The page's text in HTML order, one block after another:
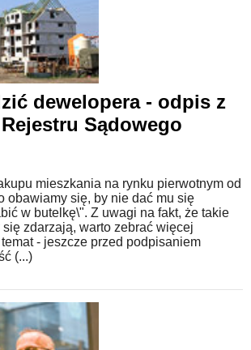
dewelopera - odpis z
Sądowego
mieszkania na rynku pierwotnym od
obawiamy się, by nie dać mu się
w butelkę\". Z uwagi na fakt, że takie
zdarzają, warto zebrać więcej
- jeszcze przed podpisaniem
(...)